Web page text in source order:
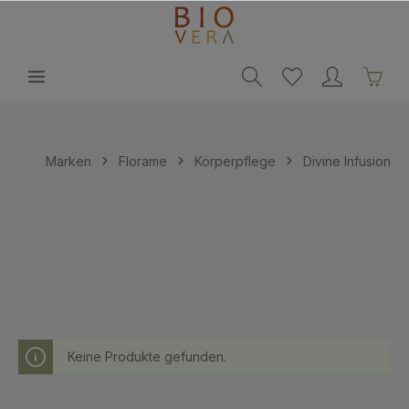
Marken Florame Körperpflege Divine Infusion
Keine Produkte gefunden.